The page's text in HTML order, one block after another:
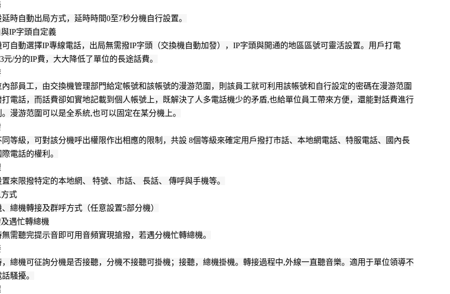
時自動出局方式，延時時間0至7秒分機自行設置。
IP字頭自定義
自動選擇IP專線電話，出局無需撥IP字頭（交換機自動加發），IP字頭與開通的地區區號可靈活設置。用戶打電
元/分的IP費，大大降低了單位的長途話費。
部員工，由交換機管理部門給定帳號和該帳號的漫游范圍，則該員工就可利用該帳號和自行設定的密碼在漫游范圍
電話，而話費卻如實地記載到個人帳號上，既解決了人多電話機少的矛盾,也給單位員工帶來方便，還能對話費進行
漫游范圍可以是全系統,也可以固定在某分機上。
等級，可對該分機呼出權限作出相應的限制，共設 8個等級來確定用戶撥打市話、本地網電話、特服電話、國內長
電話的權利。
來限撥特定的本地網、 特號、市話、 長話、 傳呼與手機等。
式
總機轉接及群呼方式（任意設置5部分機）
遇忙轉總機
需聽完提示音即可用音頻實現搶撥，若遇分機忙轉總機。
總機可征詢分機是否接聽，分機不接聽可掛機；接聽，總機掛機。轉接過程中,外線一直聽音樂。適用于單位領導不
騷擾。